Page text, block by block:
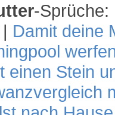
-Sprüche:
| Damit deine
einen Stein